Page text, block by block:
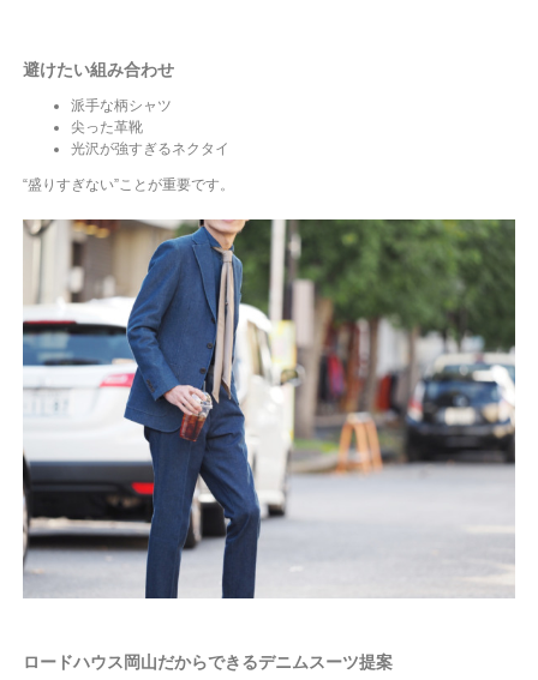
避けたい組み合わせ
派手な柄シャツ
尖った革靴
光沢が強すぎるネクタイ
“盛りすぎない”ことが重要です。
ロードハウス岡山だからできるデニムスーツ提案